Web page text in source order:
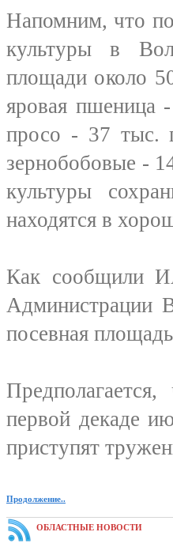
Напомним, что
культуры в
площади около
яровая пшеница
просо - 37 тыс.
зернобобовые -
культуры
находятся в
Как сообщили
Администрации
посевная
первой декаде
приступят
Продолжение..
ОБЛАСТНЫЕ НОВОСТИ